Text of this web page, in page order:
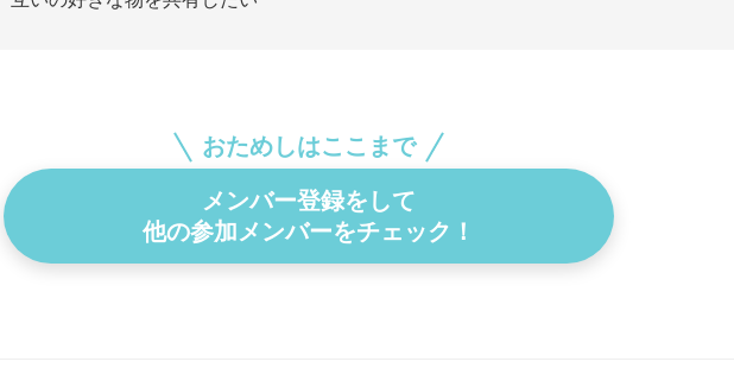
おためしはここまで
メンバー登録をして
他の参加メンバーをチェック！